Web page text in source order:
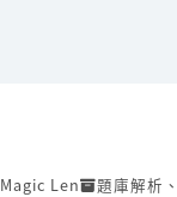
Magic Len 題庫解析 、